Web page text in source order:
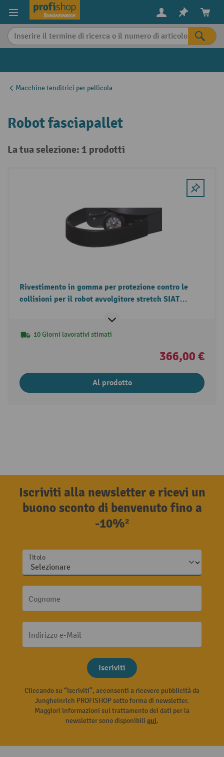
content
Macchine tenditrici per pellicola
Robot fasciapallet
La tua selezione: 1 prodotti
Rivestimento in gomma per protezione contro le
collisioni per il robot avvolgitore stretch SIAT
10 Giorni lavorativi stimati
366,00 €
Al prodotto
Iscriviti alla newsletter e ricevi un
buono sconto di benvenuto fino a
-10%²
Titolo
Cognome
Indirizzo e-Mail
Iscriviti
Cliccando su “Iscriviti”, acconsenti a ricevere pubblicità da
Jungheinrich PROFISHOP sotto forma di newsletter.
Maggiori informazioni sul trattamento dei dati per la
newsletter sono disponibili qui.